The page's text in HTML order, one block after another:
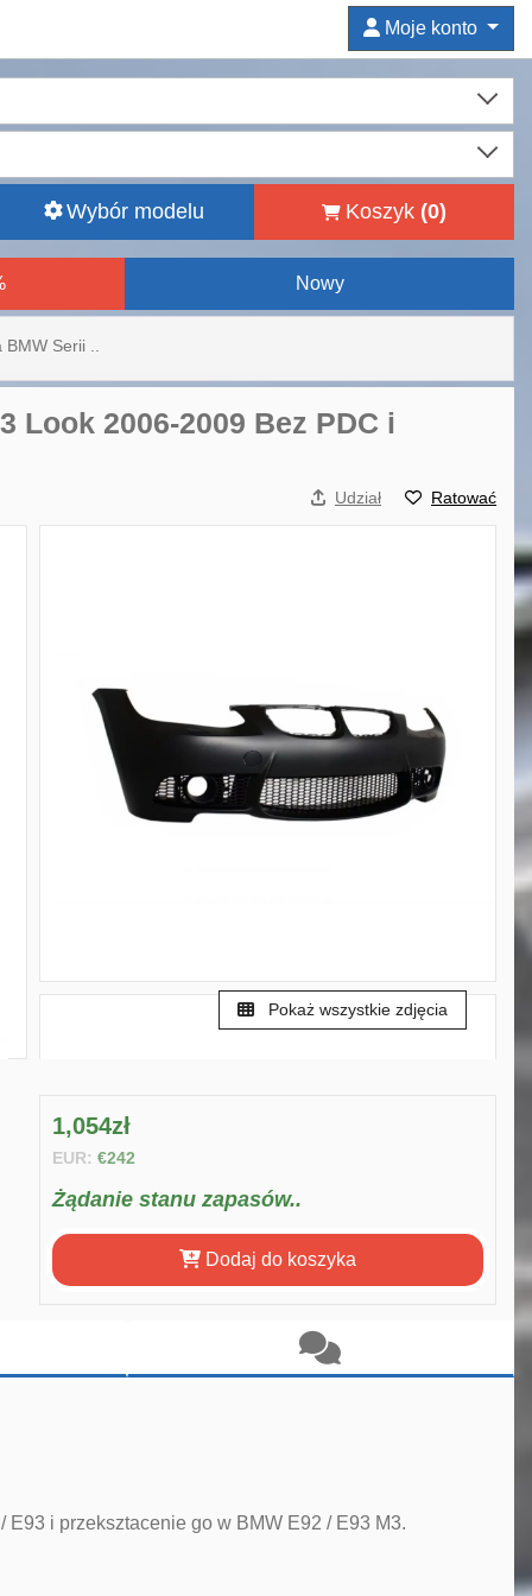
Moje konto
Wybór modelu Koszyk (0)
Nowy
Serii ..
Look 2006-2009 Bez PDC i
Udział Ratować
Pokaż wszystkie zdjęcia
1,054zł
EUR: €242
Żądanie stanu zapasów..
Dodaj do koszyka
i przeksztacenie go w BMW E92 / E93 M3.